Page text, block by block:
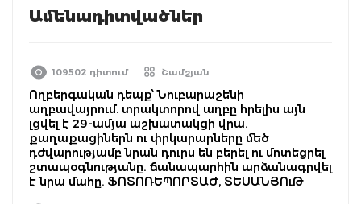
Ամենադիտվածներ
109502 դիտում Շամշյան
Ողբերգական դեպք՝ Նուբարաշենի
աղբավայրում. տրակտորով աղբը հրելիս այն
լցվել է 29-ամյա աշխատակցի վրա.
քաղաքացիներն ու փրկարարները մեծ
դժվարությամբ նրան դուրս են բերել ու մոտեցրել
շտապօգնությանը. ճանապարհին արձանագրվել
է նրա մահը. ՖՈՏՈՌԵՊՈՐՏԱԺ, ՏԵՍԱՆՅՈւԹ